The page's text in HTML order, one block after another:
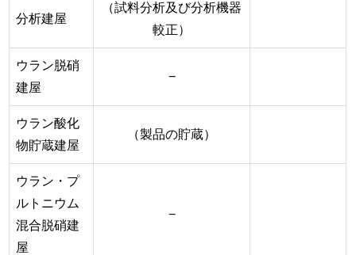
分析建屋
（試料分析及び分析機器
較正）
ウラン脱硝
建屋
−
ウラン酸化
物貯蔵建屋
（製品の貯蔵）
ウラン・プ
ルトニウム
混合脱硝建
屋
−